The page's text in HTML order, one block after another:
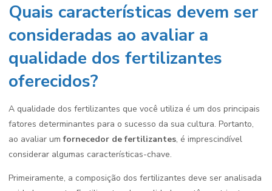
Quais características devem ser
consideradas ao avaliar a
qualidade dos fertilizantes
oferecidos?
A qualidade dos fertilizantes que você utiliza é um dos principais
fatores determinantes para o sucesso da sua cultura. Portanto,
ao avaliar umfornecedor de fertilizantes, é imprescindível
considerar algumas características-chave.
Primeiramente, a composição dos fertilizantes deve ser analisada